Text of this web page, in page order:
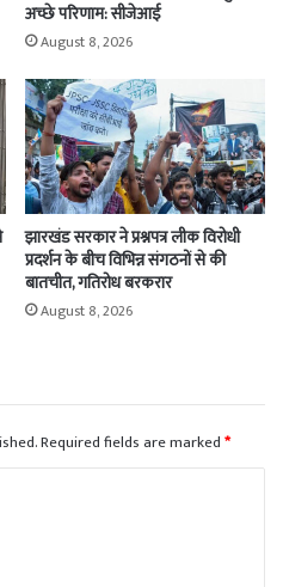
अच्छे परिणाम: सीजेआई
August 8, 2026
झारखंड सरकार ने प्रश्नपत्र लीक विरोधी
प्रदर्शन के बीच विभिन्न संगठनों से की
बातचीत, गतिरोध बरकरार
August 8, 2026
Required fields are marked*